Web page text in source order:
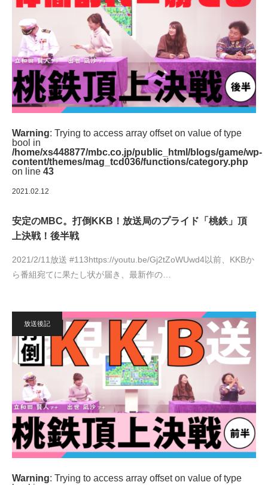
Warning: Trying to access array offset on value of type
bool in
/home/xs448877/mbc.co.jp/public_html/blogs/game/wp-
content/themes/mag_tcd036/functions/category.php
on line 43
2021.02.12
安定のMBC。打倒KKB！放送局のプライド「桃鉄」頂
上決戦！後半戦
2021/2/11放送 #113https://youtu.be/Gj2tZoWUwd4以前、KKBか
ら番組宛てに果たし状が届き、最新作の…
Warning: Trying to access array offset on value of type
放送後記